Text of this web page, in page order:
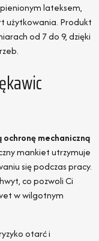
lateksem,
użytkowania. Produkt
od 7 do 9, dzięki
ochronę mechaniczną
mankiet utrzymuje
się podczas pracy.
co pozwoli Ci
w wilgotnym
otarć i